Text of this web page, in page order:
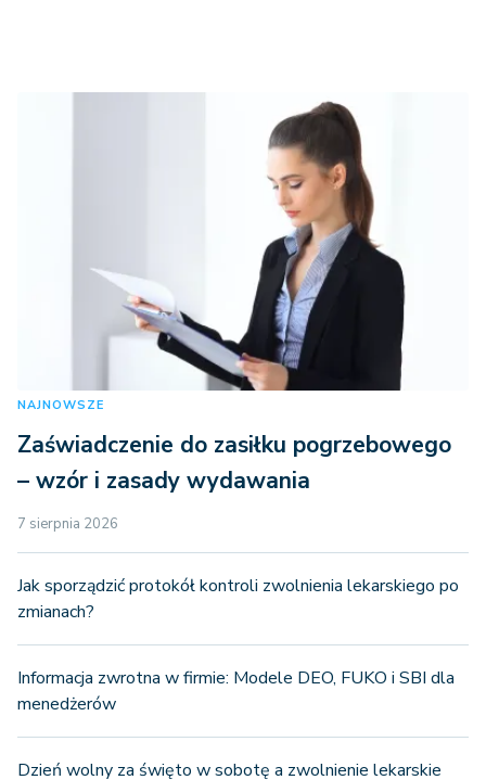
NAJNOWSZE
Zaświadczenie do zasiłku pogrzebowego
– wzór i zasady wydawania
7 sierpnia 2026
Jak sporządzić protokół kontroli zwolnienia lekarskiego po
zmianach?
Informacja zwrotna w firmie: Modele DEO, FUKO i SBI dla
menedżerów
Dzień wolny za święto w sobotę a zwolnienie lekarskie